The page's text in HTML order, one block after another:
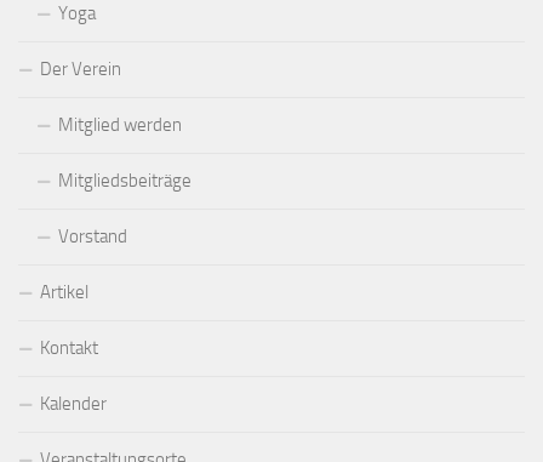
Yoga
Der Verein
Mitglied werden
Mitgliedsbeiträge
Vorstand
Artikel
Kontakt
Kalender